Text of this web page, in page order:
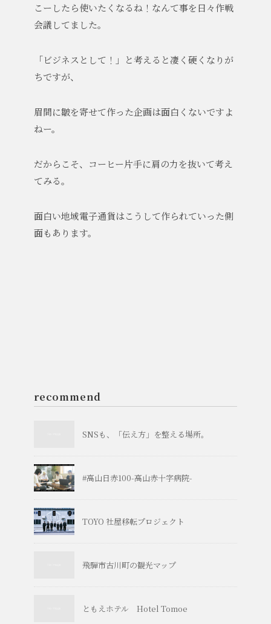
こーしたら使いたくなるね！なんて事を日々作戦
会議してました。
「ビジネスとして！」と考えると凄く硬くなりが
ちですが、
眉間に皺を寄せて作った企画は面白くないですよ
ねー。
だからこそ、コーヒー片手に肩の力を抜いて考え
てみる。
面白い地域電子通貨はこうして作られていった側
面もあります。
recommend
SNSも、「伝え方」を整える場所。
#高山日赤100-高山赤十字病院-
TOYO 社屋移転プロジェクト
飛騨市古川町の観光マップ
ともえホテル Hotel Tomoe